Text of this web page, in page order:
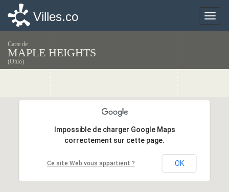
Toggle
Villes.co
Carte de
MAPLE HEIGHTS
(Ohio)
Impossible de charger Google Maps
correctement sur cette page.
Ce site Web vous appartient ? OK
Impossible de charger Google Maps
correctement sur cette page.
Ce site Web vous appartient ? OK
Toggle
Villes.co